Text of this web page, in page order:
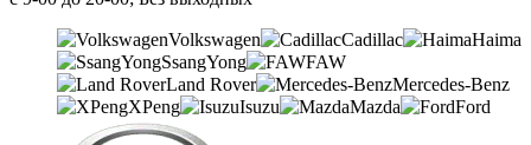
Volkswagen Cadillac
Haima
SsangYong
FAW
Land Rover
Mercedes-Benz
XPeng
Isuzu Mazda Ford